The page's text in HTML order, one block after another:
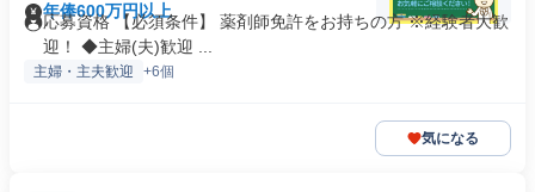
年俸600万円以上
応募資格 【必須条件】 薬剤師免許をお持ちの方 ※経験者大歓
迎！ ◆主婦(夫)歓迎 ...
主婦・主夫歓迎 +6個
気になる